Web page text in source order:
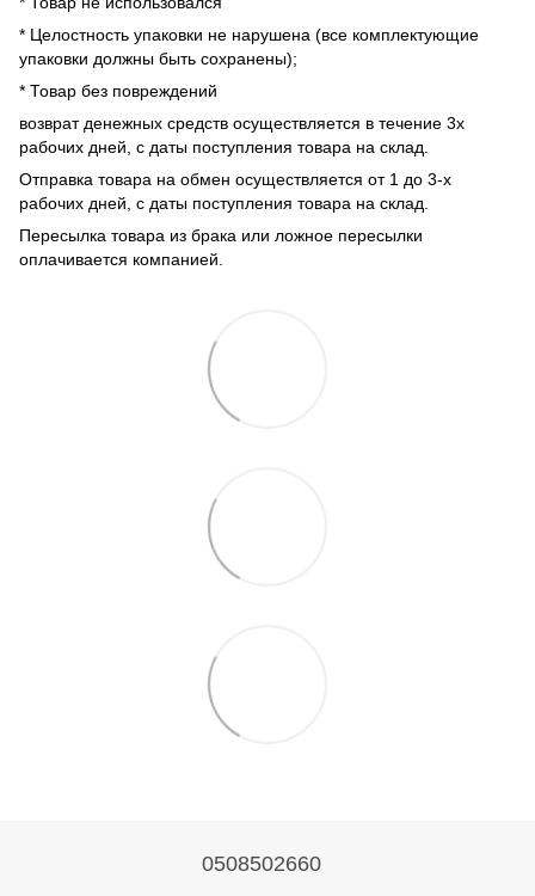
* Целостность упаковки не нарушена (все комплектующие
упаковки должны быть сохранены);
* Товар без повреждений
возврат денежных средств осуществляется в течение 3х
рабочих дней, с даты поступления товара на склад.
Отправка товара на обмен осуществляется от 1 до 3-х
рабочих дней, с даты поступления товара на склад.
Пересылка товара из брака или ложное пересылки
оплачивается компанией.
0508502660